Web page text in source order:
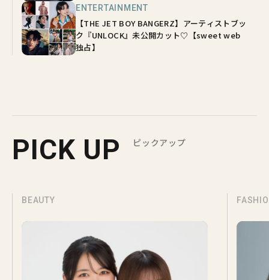
ENTERTAINMENT
【THE JET BOY BANGERZ】アーティストブッ
ク『UNLOCK』未公開カット♡【sweet web
独占】
PICK UP ピックアップ
BEAUTY